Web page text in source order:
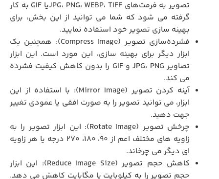
تصویر به فرمت‌های JPG، PNG، WEBP، TIFFیا GIF به کار
گرفته می شود که شما می توانید از این بخش، برای
بهینه سازی تصویر خود استفاده نمایید.
فشرده‌سازی تصویر (Compress Image): همچنین یک
ابزار دیگر برای بهینه سازی، این مورد است. این ابزار
تصاویر JPG، PNG و GIF را بدون کاهش کیفیت فشرده
می ‌کند.
آینه کردن تصویر (Mirror Image): با استفاده از این
ابزار، می توانید تصویر را به صورت افقی یا عمودی تغییر
جهت دهید.
چرخش تصویر (Rotate Image): این ابزار تصویر را به
زاویه های مختلف اعم از 90، 180، 270 درجه یا هر زاویه‌
ای دیگر می‌ چرخاند.
کاهش حجم تصویر (Reduce Image Size): این ابزار
حجم تصویر را به کیلوبایت یا مگابایت کاهش می ‌دهد.